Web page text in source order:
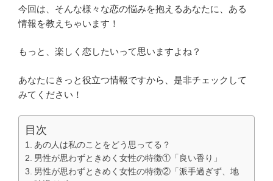
今回は、そんな様々な恋の悩みを抱えるあなたに、ある
情報を教えちゃいます！
もっと、楽しく恋したいって思いますよね？
あなたにきっと役立つ情報ですから、是非チェックして
みてください！
目次
あの人は私のことをどう思ってる？
男性が思わずときめく女性の特徴①「良い香り」
男性が思わずときめく女性の特徴②「派手過ぎず、地